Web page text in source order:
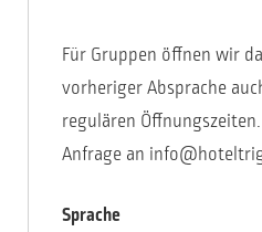
Für Gruppen öffnen wir
vorheriger Absprache
regulären
Anfrage an
Sprache